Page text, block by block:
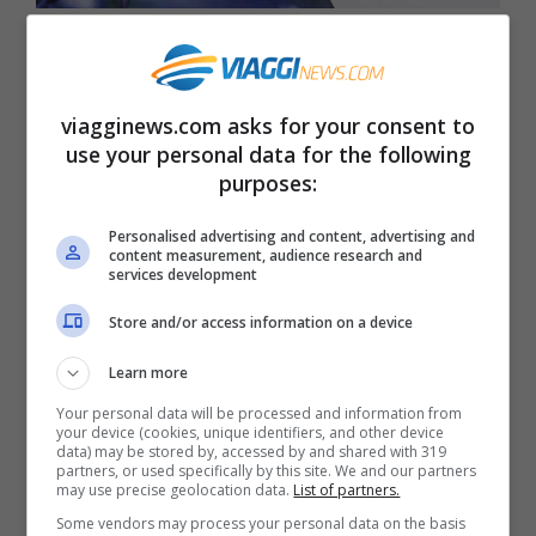
Oltre alla denuncia della situazione, il WWF
ha chiaramente deciso di passare ai fatti
con la campagnaReNature
questi animali sia nelle oasi che nelle
campagne grazie alla collaborazione con
diverse aziende agroalimentari.
Nelle Oasi WWF gli impollinatori
hanno dei rifugi dedicati chiamati
BeeHoteldove trovano nettare e
viagginews.com asks for your consent to
use your personal data for the following
purposes:
Personalised advertising and content, advertising and
content measurement, audience research and
services development
Store and/or access information on a device
Learn more
Your personal data will be processed and information from
your device (cookies, unique identifiers, and other device
data) may be stored by, accessed by and shared with 319
partners, or used specifically by this site. We and our partners
may use precise geolocation data. List of partners.
Some vendors may process your personal data on the basis